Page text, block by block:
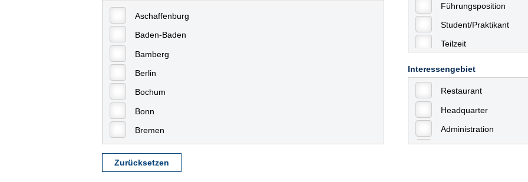
Aschaffenburg
Baden-Baden
Bamberg
Berlin
Bochum
Bonn
Bremen
Celle
Führungsposition
Student/Praktikant
Teilzeit
Interessengebiet
Restaurant
Headquarter
Administration
Zurücksetzen